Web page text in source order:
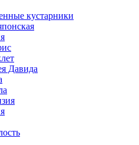
кустарники
Давида